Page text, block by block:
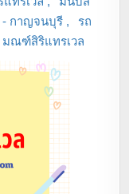
- กาญจนบุรี
รถ
ณฑ์สิริแทรเวล